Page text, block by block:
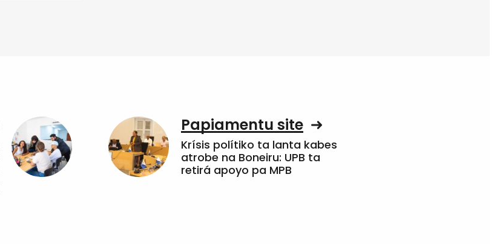
Papiamentu site
Krísis polítiko ta lanta kabes
atrobe na Boneiru: UPB ta
retirá apoyo pa MPB